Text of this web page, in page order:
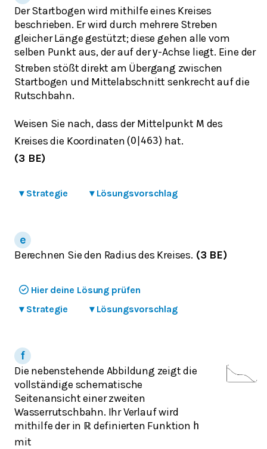
Der Startbogen wird mithilfe eines Kreises
beschrieben. Er wird durch mehrere Streben
gleicher Länge gestützt; diese gehen alle vom
selben Punkt aus, der auf dery-Achse liegt. Eine der
Streben stößt direkt am Übergang zwischen
Startbogen und Mittelabschnitt senkrecht auf die
Rutschbahn.
Weisen Sie nach, dass der Mittelpunkt M des
Kreises die Koordinaten(0 |463) hat.
(3 BE)
▾ Strategie ▾ Lösungsvorschlag
Berechnen Sie den Radius des Kreises. (3 BE)
Hier deine Lösung prüfen
▾ Strategie ▾ Lösungsvorschlag
Die nebenstehende Abbildung zeigt die
vollständige schematische
Seitenansicht einer zweiten
Wasserrutschbahn. Ihr Verlauf wird
mithilfe der in ℝdefinierten Funktion h
mit